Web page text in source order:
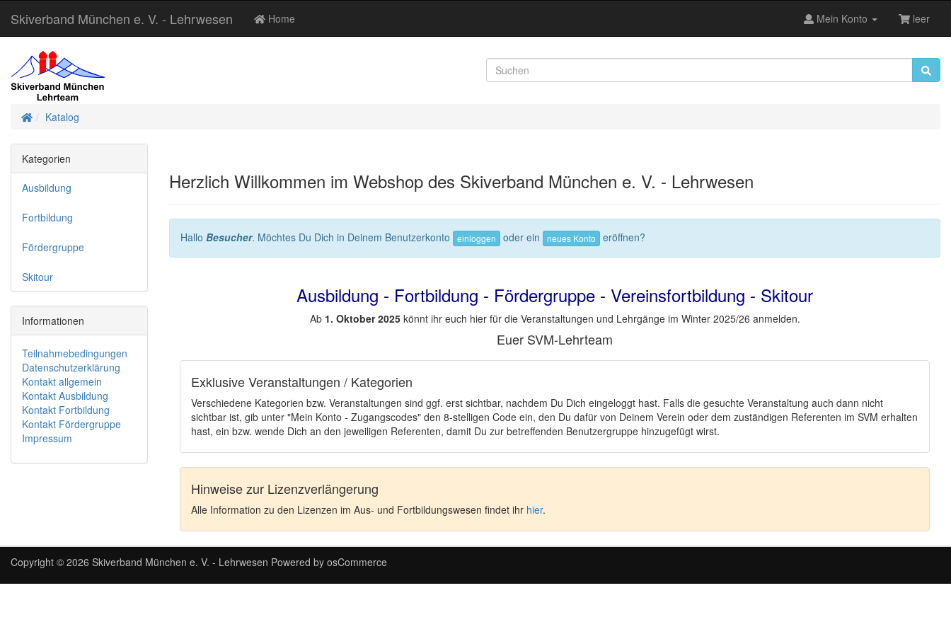
Skiverband München e. V. - Lehrwesen Home Mein Konto leer
Startseite
Katalog
Herzlich Willkommen im Webshop des Skiverband München e. V. - Lehrwesen
Hallo Besucher. Möchtes Du Dich in Deinem Benutzerkonto einloggen oder ein neues Konto eröffnen?
Ausbildung - Fortbildung - Fördergruppe - Vereinsfortbildung - Skitour
Ab 1. Oktober 2025könnt ihr euch hier für die Veranstaltungen und Lehrgänge im Winter 2025/26 anmelden.
Euer SVM-Lehrteam
Exklusive Veranstaltungen / Kategorien
Verschiedene Kategorien bzw. Veranstaltungen sind ggf. erst sichtbar, nachdem Du Dich eingeloggt hast. Falls die gesuchte Veranstaltung auch dann nicht
sichtbar ist, gib unter "Mein Konto - Zugangscodes" den 8-stelligen Code ein, den Du dafür von Deinem Verein oder dem zuständigen Referenten im SVM erhalten
hast, ein bzw. wende Dich an den jeweiligen Referenten, damit Du zur betreffenden Benutzergruppe hinzugefügt wirst.
Hinweise zur Lizenzverlängerung
Alle Information zu den Lizenzen im Aus- und Fortbildungswesen findet ihr hier.
Kategorien
Ausbildung
Fortbildung
Fördergruppe
Skitour
Informationen
Teilnahmebedingungen
Datenschutzerklärung
Kontakt allgemein
Kontakt Ausbildung
Kontakt Fortbildung
Kontakt Fördergruppe
Impressum
Copyright © 2026 Skiverband München e. V. - Lehrwesen Powered by osCommerce